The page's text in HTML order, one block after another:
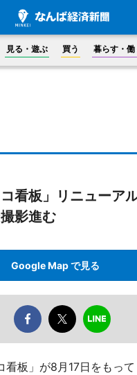
見る・遊ぶ 買う 暮らす・働
看板」リニューア
影進む
Google Map で見る
看板」が8月17日をもっ